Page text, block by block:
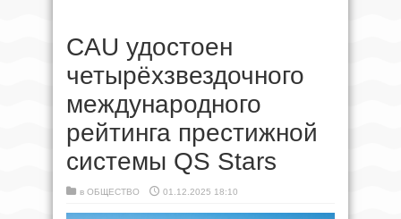
CAU удостоен
четырёхзвездочного
международного
рейтинга престижной
системы QS Stars
в ОБЩЕСТВО 01.12.2025 18:10